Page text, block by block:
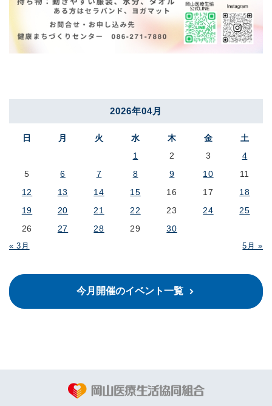
2026年04月
日 月 火 水 木 金 土
« 3月 5月 »
1 2 3
4
5
6 7 8 9 10
11
12
13 14 15 16 17
18
19
20 21 22 23 24
25
26
27 28 29 30
今月開催のイベント一覧